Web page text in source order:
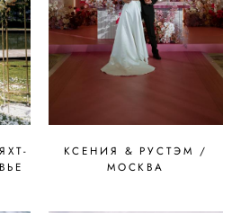
КСЕНИЯ & РУСТЭМ /
МОСКВА